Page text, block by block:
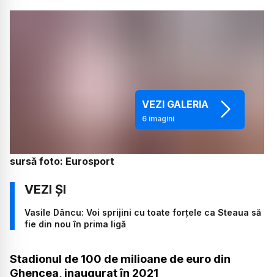
VEZI GALERIA
6imagini
sursă foto: Eurosport
Vasile Dâncu: Voi sprijini cu toate forţele ca Steaua să
fie din nou în prima ligă
Stadionul de 100 de milioane de euro din
Ghencea, inaugurat în 2021